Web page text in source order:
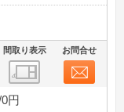
間取り表示 お問合せ
0円